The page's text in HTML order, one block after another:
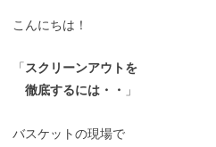
こんにちは！
「スクリーンアウトを
徹底するには・・
」
バスケットの現場で